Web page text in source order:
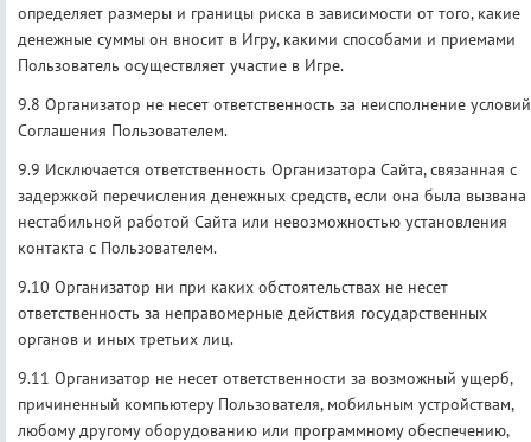
определяет размеры и границы риска в зависимости от того, какие
денежные суммы он вносит в Игру, какими способами и приемами
Пользователь осуществляет участие в Игре.
9.8 Организатор не несет ответственность за неисполнение условий
Соглашения Пользователем.
9.9 Исключается ответственность Организатора Сайта, связанная с
задержкой перечисления денежных средств, если она была вызвана
нестабильной работой Сайта или невозможностью установления
контакта с Пользователем.
9.10 Организатор ни при каких обстоятельствах не несет
ответственность за неправомерные действия государственных
органов и иных третьих лиц.
9.11 Организатор не несет ответственности за возможный ущерб,
причиненный компьютеру Пользователя, мобильным устройствам,
любому другому оборудованию или программному обеспечению,